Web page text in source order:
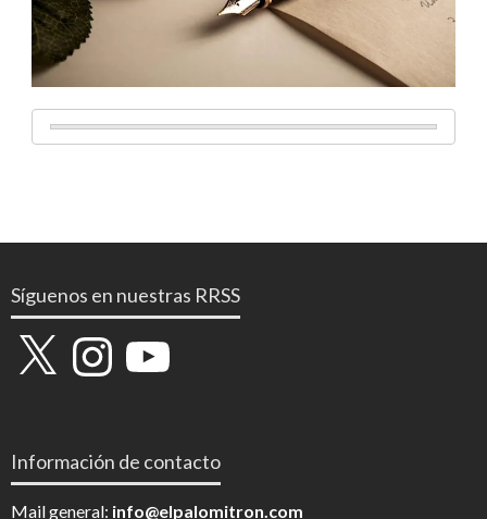
Síguenos en nuestras RRSS
X InstagramYouTube
Información de contacto
Mail general: info@elpalomitron.com